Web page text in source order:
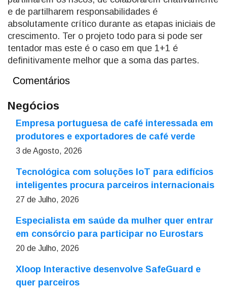
e de partilharem responsabilidades é
absolutamente crítico durante as etapas iniciais de
crescimento. Ter o projeto todo para si pode ser
tentador mas este é o caso em que 1+1 é
definitivamente melhor que a soma das partes.
Comentários
Negócios
Empresa portuguesa de café interessada em
produtores e exportadores de café verde
3 de Agosto, 2026
Tecnológica com soluções IoT para edifícios
inteligentes procura parceiros internacionais
27 de Julho, 2026
Especialista em saúde da mulher quer entrar
em consórcio para participar no Eurostars
20 de Julho, 2026
Xloop Interactive desenvolve SafeGuard e
quer parceiros